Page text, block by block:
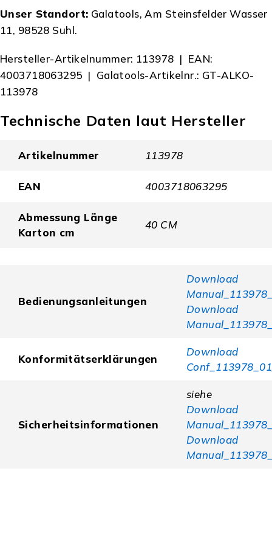
Unser Standort: Galatools, Am Steinsfelder Wasser
11, 98528 Suhl.
Hersteller-Artikelnummer: 113978 | EAN:
4003718063295 | Galatools-Artikelnr.: GT-ALKO-
113978
Technische Daten laut Hersteller
Artikelnummer 113978
EAN 4003718063295
Abmessung Länge
Karton cm
40 CM
Bedienungsanleitungen
Download
Download
Konformitätserklärungen
Download
Sicherheitsinformationen
siehe
Download
Download